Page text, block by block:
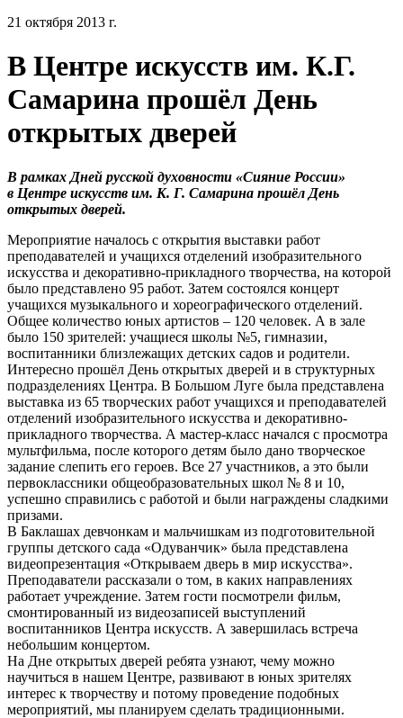
21 октября 2013 г.
В Центре искусств им. К.Г.
Самарина прошёл День
открытых дверей
В рамках Дней русской духовности «Сияние России»
в Центре искусств им. К. Г. Самарина прошёл День
открытых дверей.
Мероприятие началось с открытия выставки работ
преподавателей и учащихся отделений изобразительного
искусства и декоративно-прикладного творчества, на которой
было представлено 95 работ. Затем состоялся концерт
учащихся музыкального и хореографического отделений.
Общее количество юных артистов – 120 человек. А в зале
было 150 зрителей: учащиеся школы №5, гимназии,
воспитанники близлежащих детских садов и родители.
Интересно прошёл День открытых дверей и в структурных
подразделениях Центра. В Большом Луге была представлена
выставка из 65 творческих работ учащихся и преподавателей
отделений изобразительного искусства и декоративно-
прикладного творчества. А мастер-класс начался с просмотра
мультфильма, после которого детям было дано творческое
задание слепить его героев. Все 27 участников, а это были
первоклассники общеобразовательных школ № 8 и 10,
успешно справились с работой и были награждены сладкими
призами.
В Баклашах девчонкам и мальчишкам из подготовительной
группы детского сада «Одуванчик» была представлена
видеопрезентация «Открываем дверь в мир искусства».
Преподаватели рассказали о том, в каких направлениях
работает учреждение. Затем гости посмотрели фильм,
смонтированный из видеозаписей выступлений
воспитанников Центра искусств. А завершилась встреча
небольшим концертом.
На Дне открытых дверей ребята узнают, чему можно
научиться в нашем Центре, развивают в юных зрителях
интерес к творчеству и потому проведение подобных
мероприятий, мы планируем сделать традиционными.